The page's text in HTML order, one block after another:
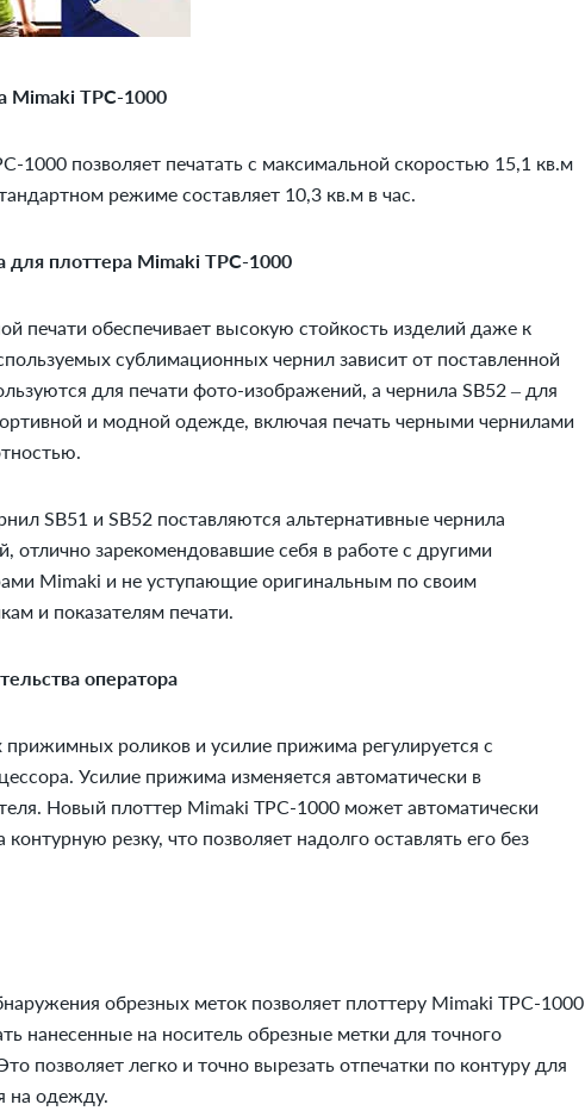
Mimaki TPC-1000
1000 позволяет печатать с максимальной скоростью 15,1 кв.м
режиме составляет 10,3 кв.м в час.
плоттера Mimaki TPC-1000
печати обеспечивает высокую стойкость изделий даже к
сублимационных чернил зависит от поставленной
для печати фото-изображений, а чернила SB52 – для
и модной одежде, включая печать черными чернилами
SB51 и SB52 поставляются альтернативные чернила
отлично зарекомендовавшие себя в работе с другими
Mimaki и не уступающие оригинальным по своим
и показателям печати.
оператора
прижимных роликов и усилие прижима регулируется с
Усилие прижима изменяется автоматически в
Новый плоттер Mimaki TPC-1000 может автоматически
контурную резку, что позволяет надолго оставлять его без
обрезных меток позволяет плоттеру Mimaki TPC-1000
нанесенные на носитель обрезные метки для точного
позволяет легко и точно вырезать отпечатки по контуру для
на одежду.